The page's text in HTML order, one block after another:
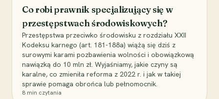
Co robi prawnik specjalizujący się w
przestępstwach środowiskowych?
Przestępstwa przeciwko środowisku z rozdziału XXII
Kodeksu karnego (art. 181-188a) wiążą się dziś z
surowymi karami pozbawienia wolności i obowiązkową
nawiązką do 10 mln zł. Wyjaśniamy, jakie czyny są
karalne, co zmieniła reforma z 2022 r. i jak w takiej
sprawie pomaga obrońca lub pełnomocnik.
8 min czytania